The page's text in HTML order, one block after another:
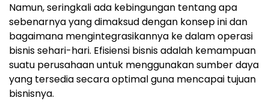
Namun, seringkali ada kebingungan tentang apa
sebenarnya yang dimaksud dengan konsep ini dan
bagaimana mengintegrasikannya ke dalam operasi
bisnis sehari-hari. Efisiensi bisnis adalah kemampuan
suatu perusahaan untuk menggunakan sumber daya
yang tersedia secara optimal guna mencapai tujuan
bisnisnya.